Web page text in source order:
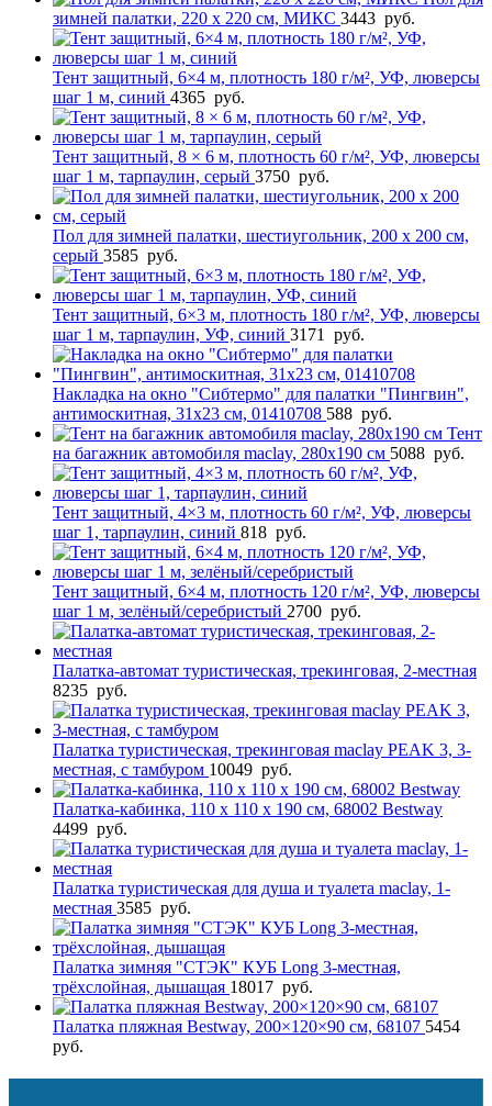
зимней палатки, 220 х 220 см, МИКС 3443 руб.
Тент защитный, 6×4 м, плотность 180 г/м², УФ, люверсы
шаг 1 м, синий 4365 руб.
Тент защитный, 8 × 6 м, плотность 60 г/м², УФ, люверсы
шаг 1 м, тарпаулин, серый 3750 руб.
Пол для зимней палатки, шестиугольник, 200 х 200 см,
серый 3585 руб.
Тент защитный, 6×3 м, плотность 180 г/м², УФ, люверсы
шаг 1 м, тарпаулин, УФ, синий 3171 руб.
Накладка на окно "Сибтермо" для палатки "Пингвин",
антимоскитная, 31х23 см, 01410708 588 руб.
Тент
на багажник автомобиля maclay, 280х190 см 5088 руб.
Тент защитный, 4×3 м, плотность 60 г/м², УФ, люверсы
шаг 1, тарпаулин, синий 818 руб.
Тент защитный, 6×4 м, плотность 120 г/м², УФ, люверсы
шаг 1 м, зелёный/серебристый 2700 руб.
Палатка-автомат туристическая, трекинговая, 2-местная
8235 руб.
Палатка туристическая, трекинговая maclay PEAK 3, 3-
местная, с тамбуром 10049 руб.
Палатка-кабинка, 110 х 110 х 190 см, 68002 Bestway
4499 руб.
Палатка туристическая для душа и туалета maclay, 1-
местная 3585 руб.
Палатка зимняя "СТЭК" КУБ Long 3-местная,
трёхслойная, дышащая 18017 руб.
Палатка пляжная Bestway, 200×120×90 см, 68107 5454
руб.